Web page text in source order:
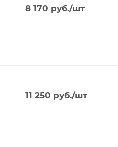
8 170 руб./шт
11 250 руб./шт